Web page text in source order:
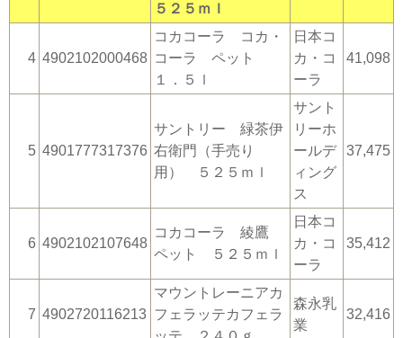
５２５ｍｌ
4 4902102000468
コカコーラ コカ・
コーラ ペット
１．５ｌ
日本コ
カ・コ
ーラ
41,098
5 4901777317376
サントリー 緑茶伊
右衛門（手売り
用） ５２５ｍｌ
サント
リーホ
ールデ
ィング
ス
37,475
6 4902102107648
コカコーラ 綾鷹
ペット ５２５ｍｌ
日本コ
カ・コ
ーラ
35,412
7 4902720116213
マウントレーニアカ
フェラッテカフェラ
森永乳
業
32,416